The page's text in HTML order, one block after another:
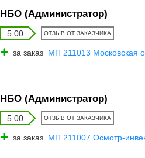
НБО (Администратор)
5.00 ОТЗЫВ ОТ ЗАКАЗЧИКА
за заказ МП 211013 Московская
НБО (Администратор)
5.00 ОТЗЫВ ОТ ЗАКАЗЧИКА
за заказ МП 211007 Осмотр-